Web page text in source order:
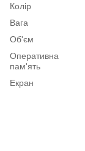
Колір
Вага
Об'єм
Оперативна
пам'ять
Екран